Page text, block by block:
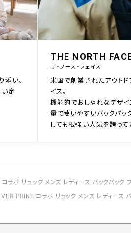
添い、
い定
THE NORTH
ザ・ノース・フェイス
米国で創業されたアウトド
イス。
機能的でおしゃれなデザイ
量で使いやすいバックパッ
しても根強い人気を誇って
ボ リュック メンズ レディース バックパック
PRINT コラボ リュック メンズ レディース